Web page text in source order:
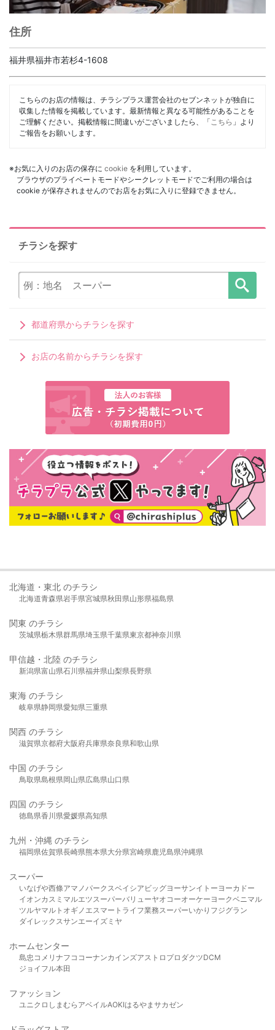
住所
福井県福井市若杉4-1608
こちらのお店の情報は、チラシプラス運営会社のセブンネットが独自に
収集した情報を掲載しています。最新情報と異なる可能性があることを
ご理解ください。掲載情報に間違いがございましたら、「 こちら 」より
ご報告をお願いします。
※お気に入りのお店の保存に cookie を利用しています。
ブラウザのプライベートモードやシークレットモードでご利用の場合は
cookie が保存されませんのでお店をお気に入りに登録できません。
チラシを探す
都道府県からチラシを探す
お店の名前からチラシを探す
北海道・東北 のチラシ
北海道青森県岩手県宮城県秋田県山形県福島県
関東 のチラシ
茨城県栃木県群馬県埼玉県千葉県東京都神奈川県
甲信越・北陸 のチラシ
新潟県富山県石川県福井県山梨県長野県
東海 のチラシ
岐阜県静岡県愛知県三重県
関西 のチラシ
滋賀県京都府大阪府兵庫県奈良県和歌山県
中国 のチラシ
鳥取県島根県岡山県広島県山口県
四国 のチラシ
徳島県香川県愛媛県高知県
九州・沖縄 のチラシ
福岡県佐賀県長崎県熊本県大分県宮崎県鹿児島県沖縄県
スーパー
いなげや西條アマノパークスベイシア ビッグヨーサンイトーヨーカドー
イオンカスミ マルエツスーパーバリューヤオコーオーケー ヨークベニマル
ツルヤマルト オギノ エスマート ライフ業務スーパーいかり フジグラン
ダイレックスサンエーイズミヤ
ホームセンター
島忠 コメリ ナフコ コーナンカインズアストロプロダクツDCM
ジョイフル本田
ファッション
ユニクロ しまむら アベイルAOKIはるやま サカゼン